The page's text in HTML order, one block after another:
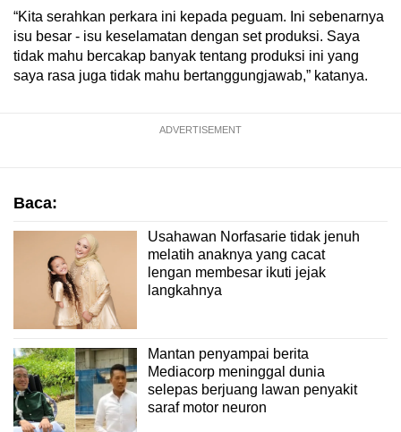
“Kita serahkan perkara ini kepada peguam. Ini sebenarnya
isu besar - isu keselamatan dengan set produksi. Saya
tidak mahu bercakap banyak tentang produksi ini yang
saya rasa juga tidak mahu bertanggungjawab,” katanya.
ADVERTISEMENT
Baca:
Usahawan Norfasarie tidak jenuh
melatih anaknya yang cacat
lengan membesar ikuti jejak
langkahnya
Mantan penyampai berita
Mediacorp meninggal dunia
selepas berjuang lawan penyakit
saraf motor neuron